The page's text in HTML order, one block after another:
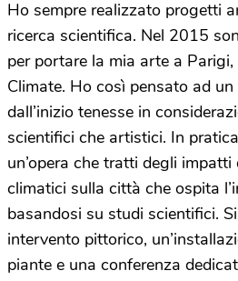
Ho sempre realizzato progetti
ricerca scientifica. Nel 2015
per portare la mia arte a Parigi,
Climate. Ho così pensato ad
dall’inizio tenesse in
scientifici che artistici. In
un’opera che tratti degli
climatici sulla città che ospita
basandosi su studi scientifici.
intervento pittorico,
piante e una conferenza